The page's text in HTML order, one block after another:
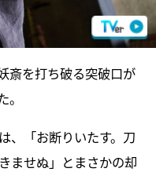
斎を打ち破る突破口が
、「お断りいたす。刀
ませぬ」とまさかの却